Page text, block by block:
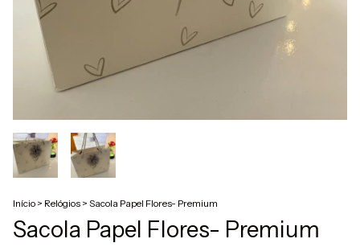
Início > Relógios > Sacola Papel Flores- Premium
Sacola Papel Flores- Premium